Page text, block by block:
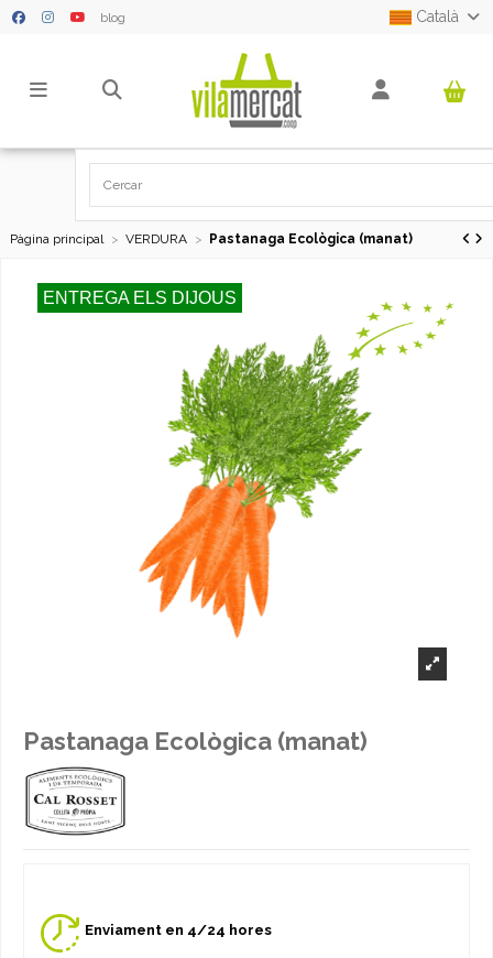
blog Català
Pàgina principal VERDURA Pastanaga Ecològica (manat)
ENTREGA ELS DIJOUS
Pastanaga Ecològica (manat)
Enviament en 4/24 hores